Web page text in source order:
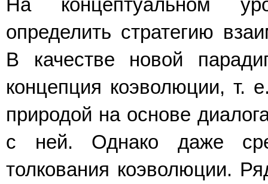
На концептуальном
определить стратегию
В качестве новой
концепция коэволюции, т.
природой на основе
с ней. Однако даже
толкования коэволюции.